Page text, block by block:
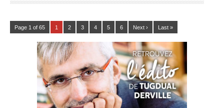
Page 1 of 65 1 2 3 4 5 6 Next › Last »